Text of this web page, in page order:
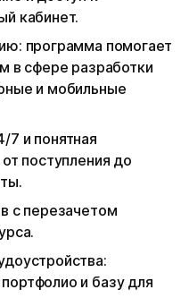
кабинет.
программа помогает
в сфере разработки
и мобильные
и понятная
поступления до
с перезачетом
и базу для